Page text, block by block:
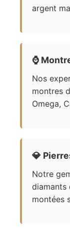
argent
⌚
Nos
montres
Omega,
💎
Notre
diamants
montées